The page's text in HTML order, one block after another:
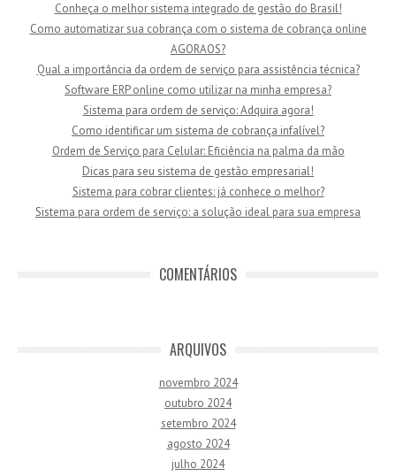
Conheça o melhor sistema integrado de gestão do Brasil!
Como automatizar sua cobrança com o sistema de cobrança online
AGORAOS?
Qual a importância da ordem de serviço para assistência técnica?
Software ERP online como utilizar na minha empresa?
Sistema para ordem de serviço: Adquira agora!
Como identificar um sistema de cobrança infalível?
Ordem de Serviço para Celular: Eficiência na palma da mão
Dicas para seu sistema de gestão empresarial!
Sistema para cobrar clientes: já conhece o melhor?
Sistema para ordem de serviço: a solução ideal para sua empresa
COMENTÁRIOS
ARQUIVOS
novembro 2024
outubro 2024
setembro 2024
agosto 2024
julho 2024